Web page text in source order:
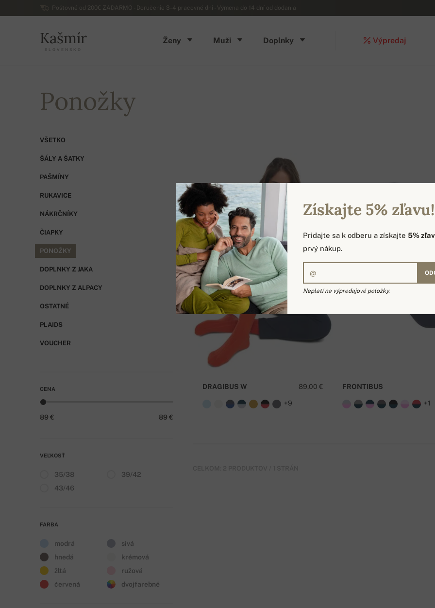
Poštovné od 200€ ZADARMO - Doručenie 3-4 pracovné dni - Výmena do 14 dní od dodania
Kašmír
SLOVENSKO
Ženy Muži Doplnky Výpredaj
Ponožky
VŠETKO
ŠÁLY A ŠATKY
PAŠMÍNY
RUKAVICE
NÁKRČNÍKY
ČIAPKY
PONOŽKY
DOPLNKY Z JAKA
DOPLNKY Z ALPACY
OSTATNÉ
PLAIDS
VOUCHER
CENA
89 € 89 €
VEĽKOSŤ
35/38
39/42
43/46
FARBA
modrá
sivá
hnedá
krémová
žltá
ružová
červená
dvojfarebné
89,00 €
DRAGIBUS W
+9
FRONTIBUS
+1
Získajte 5% zľavu!
Pridajte sa k odberu a získajte 5%
prvý nákup.
Neplatí na výpredajové položky.